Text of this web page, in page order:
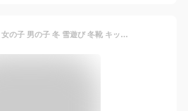
スノーブーツ キッズ 女の子 男の子 冬 雪遊び 冬靴 キッズ ボア ショート キッズ スノーブーツ 防水 防寒 ブーツ 子供靴 遊び 激安 防滑 防水 滑らない snow boots 12.5-17.5cm 子供靴 キッズ 子供用 秋冬 裏起毛 あったか